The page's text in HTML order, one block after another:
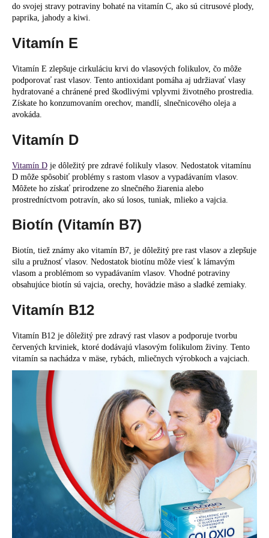
do svojej stravy potraviny bohaté na vitamín C, ako sú citrusové plody,
paprika, jahody a kiwi.
Vitamín E
Vitamín E zlepšuje cirkuláciu krvi do vlasových folikulov, čo môže
podporovať rast vlasov. Tento antioxidant pomáha aj udržiavať vlasy
hydratované a chránené pred škodlivými vplyvmi životného prostredia.
Získate ho konzumovaním orechov, mandlí, slnečnicového oleja a
avokáda.
Vitamín D
Vitamín D je dôležitý pre zdravé folikuly vlasov. Nedostatok vitamínu
D môže spôsobiť problémy s rastom vlasov a vypadávaním vlasov.
Môžete ho získať prirodzene zo slnečného žiarenia alebo
prostredníctvom potravín, ako sú losos, tuniak, mlieko a vajcia.
Biotín (Vitamín B7)
Biotín, tiež známy ako vitamín B7, je dôležitý pre rast vlasov a zlepšuje
silu a pružnosť vlasov. Nedostatok biotínu môže viesť k lámavým
vlasom a problémom so vypadávaním vlasov. Vhodné potraviny
obsahujúce biotín sú vajcia, orechy, hovädzie mäso a sladké zemiaky.
Vitamín B12
Vitamín B12 je dôležitý pre zdravý rast vlasov a podporuje tvorbu
červených krviniek, ktoré dodávajú vlasovým folikulom živiny. Tento
vitamín sa nachádza v mäse, rybách, mliečnych výrobkoch a vajciach.